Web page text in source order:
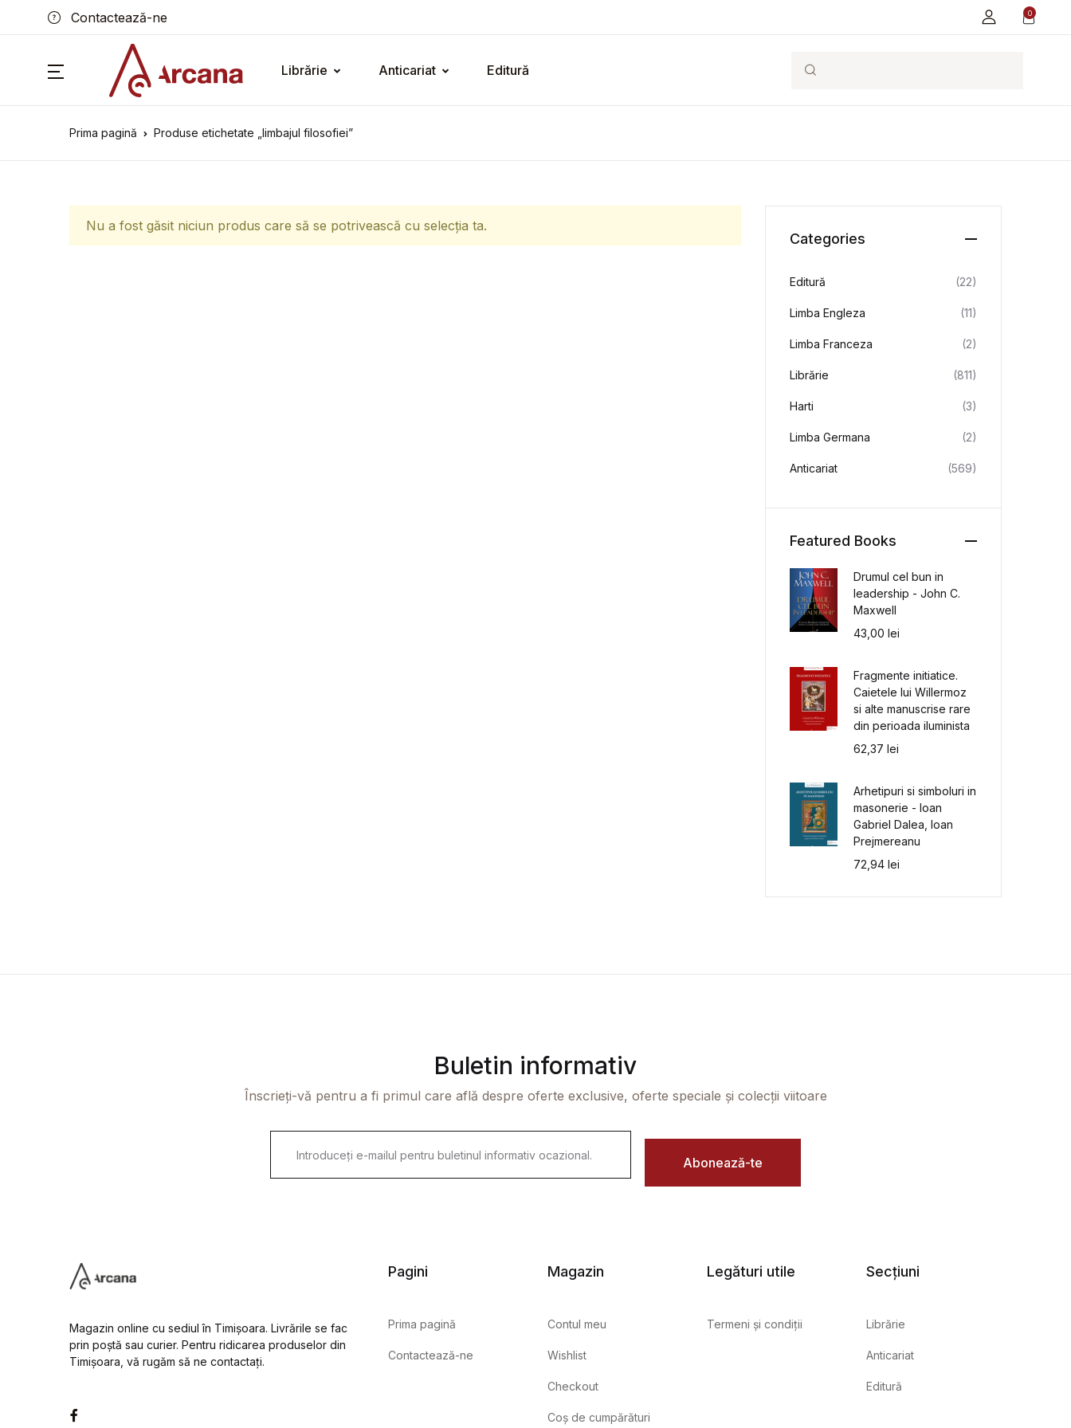
Contactează-ne 0
Librărie Anticariat Editură Search
Prima pagină Produse etichetate „limbajul filosofiei”
Nu a fost găsit niciun produs care să se potrivească cu selecția ta.
Categories
Editură (22)
Limba Engleza (11)
Limba Franceza (2)
Librărie (811)
Harti (3)
Limba Germana (2)
Anticariat (569)
Featured Books
Drumul cel bun in
leadership - John C.
Maxwell
43,00lei
Fragmente initiatice.
Caietele lui Willermoz
si alte manuscrise rare
din perioada iluminista
62,37lei
Arhetipuri si simboluri in
masonerie - Ioan
Gabriel Dalea, Ioan
Prejmereanu
72,94lei
Buletin informativ
Înscrieți-vă pentru a fi primul care află despre oferte exclusive, oferte speciale și colecții viitoare
i
Abonează-te
Magazin online cu sediul în Timișoara. Livrările se fac
prin poștă sau curier. Pentru ridicarea produselor din
Timișoara, vă rugăm să ne contactați.
Pagini
Prima pagină
Contactează-ne
Magazin
Contul meu
Wishlist
Checkout
Coș de cumpărături
Legături utile
Termeni și condiții
Secțiuni
Librărie
Anticariat
Editură